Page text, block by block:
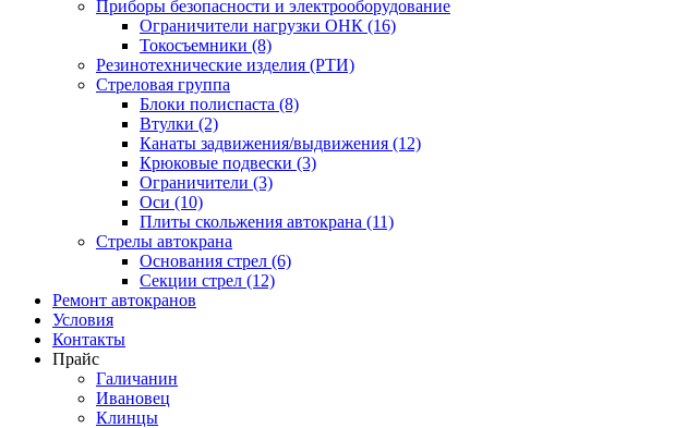
Приборы безопасности и электрооборудование
Ограничители нагрузки ОНК (16)
Токосъемники (8)
Резинотехнические изделия (РТИ)
Стреловая группа
Блоки полиспаста (8)
Втулки (2)
Канаты задвижения/выдвижения (12)
Крюковые подвески (3)
Ограничители (3)
Оси (10)
Плиты скольжения автокрана (11)
Стрелы автокрана
Основания стрел (6)
Секции стрел (12)
Ремонт автокранов
Условия
Контакты
Прайс
Галичанин
Ивановец
Клинцы